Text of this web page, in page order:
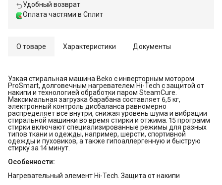
Удобный возврат
Оплата частями в Сплит
О товаре Характеристики Документы
Узкая стиральная машина Beko с инверторным мотором
ProSmart, долговечным нагревателем Hi-Tech с защитой от
накипи и технологией обработки паром SteamCure.
Максимальная загрузка барабана составляет 6,5 кг,
электронный контроль дисбаланса равномерно
распределяет все внутри, снижая уровень шума и вибрации
стиральной машинки во время стирки и отжима. 15 программ
стирки включают специализированные режимы для разных
типов ткани и одежды, например, шерсти, спортивной
одежды и пуховиков, а также гипоаллергенную и быструю
стирку за 14 минут.
Особенности:
Нагревательный элемент Hi-Tech. Защита от накипи